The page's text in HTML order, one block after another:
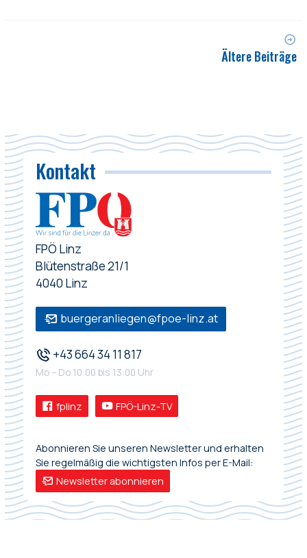
Ältere Beiträge
Kontakt
FPÖ Linz
Blütenstraße 21/1
4040 Linz
buergeranliegen@fpoe-linz.at
+43 664 34 11 817
Mo – Do 10:00 bis 13:00 Uhr
fplinz FPÖ-Linz-TV
Abonnieren Sie unseren Newsletter und erhalten
Sie regelmäßig die wichtigsten Infos per E-Mail:
Newsletter abonnieren